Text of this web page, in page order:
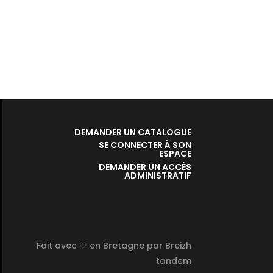
DEMANDER UN CATALOGUE
SE CONNECTER À SON
ESPACE
DEMANDER UN ACCÈS
ADMINISTRATIF
Fait avec ♡ en Bretagne par Breizh
tandem